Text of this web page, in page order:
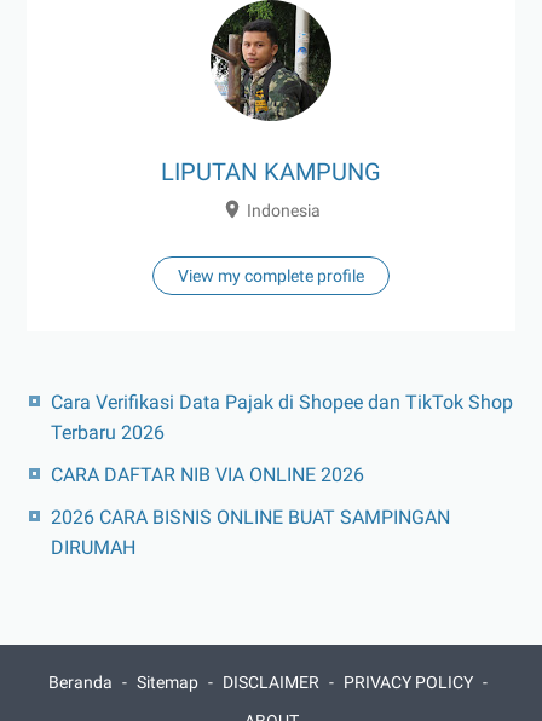
LIPUTAN KAMPUNG
Indonesia
View my complete profile
Cara Verifikasi Data Pajak di Shopee dan TikTok Shop
Terbaru 2026
CARA DAFTAR NIB VIA ONLINE 2026
2026 CARA BISNIS ONLINE BUAT SAMPINGAN
DIRUMAH
Beranda Sitemap DISCLAIMER
PRIVACY POLICY